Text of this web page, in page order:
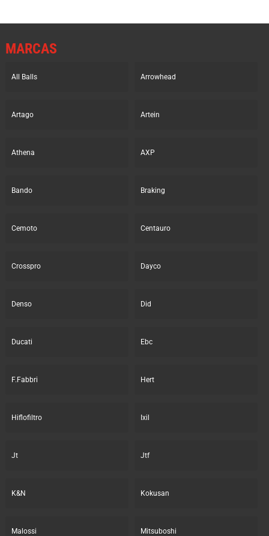
MARCAS
All Balls Arrowhead
Artago Artein
Athena AXP
Bando Braking
Cemoto Centauro
Crosspro Dayco
Denso Did
Ducati Ebc
F.Fabbri Hert
Hiflofiltro Ixil
Jt Jtf
K&N Kokusan
Malossi Mitsuboshi